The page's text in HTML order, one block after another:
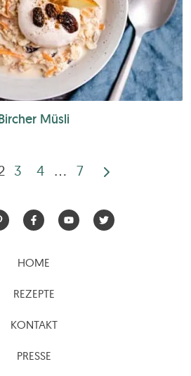
Müsli
Beiträge
3 4 … 7
HOME
REZEPTE
KONTAKT
PRESSE